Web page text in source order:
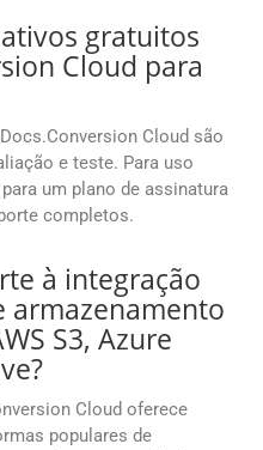
gratuitos
Cloud para
Cloud são
e teste. Para uso
um plano de assinatura
completos.
à integração
armazenamento
S3, Azure
Cloud oferece
populares de